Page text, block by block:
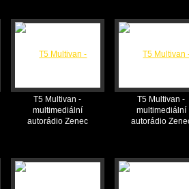
T5 Multivan -
multimediální
autorádio Zenec
T5 Multivan -
multimediální
autorádio